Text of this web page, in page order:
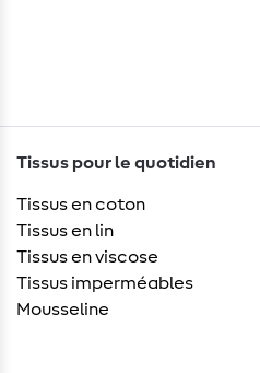
Tissus pour le quotidien
Tissus en coton
Tissus en lin
Tissus en viscose
Tissus imperméables
Mousseline